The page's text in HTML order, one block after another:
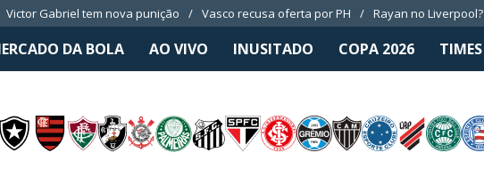
Victor Gabriel tem nova punição Vasco recusa oferta por PH Rayan no Liverpool?
DA BOLA AO VIVO INUSITADO COPA 2026 TIMES